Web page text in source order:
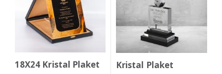
18X24 Kristal Plaket Kristal Plaket